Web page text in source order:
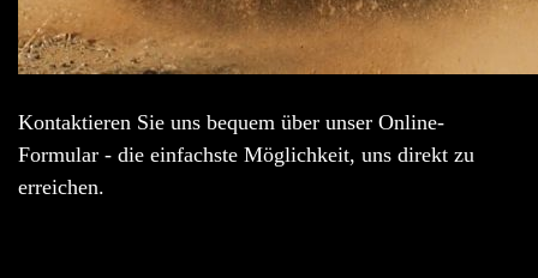
Kontaktieren Sie uns bequem über unser Online-
Formular - die einfachste Möglichkeit, uns direkt zu
erreichen.